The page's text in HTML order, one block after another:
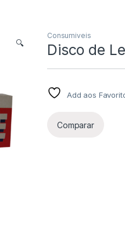
🔍
Consumiveis
Disco de
Add aos
Comparar